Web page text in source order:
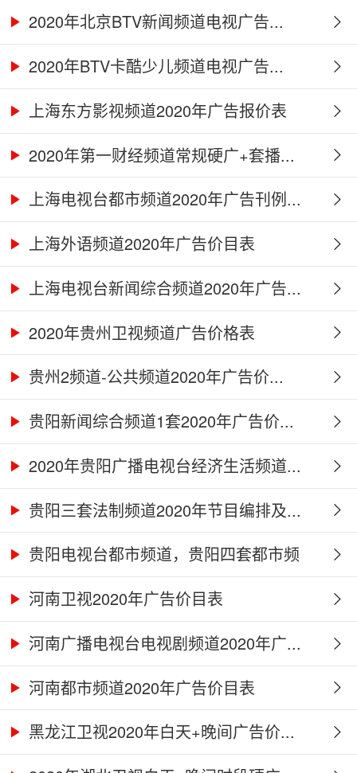
2020年北京BTV新闻频道电视广告...
2020年BTV卡酷少儿频道电视广告...
上海东方影视频道2020年广告报价表
2020年第一财经频道常规硬广+套播...
上海电视台都市频道2020年广告刊例...
上海外语频道2020年广告价目表
上海电视台新闻综合频道2020年广告...
2020年贵州卫视频道广告价格表
贵州2频道-公共频道2020年广告价...
贵阳新闻综合频道1套2020年广告价...
2020年贵阳广播电视台经济生活频道...
贵阳三套法制频道2020年节目编排及...
贵阳电视台都市频道，贵阳四套都市频
道...河南卫视2020年广告价目表
河南广播电视台电视剧频道2020年广...
河南都市频道2020年广告价目表
黑龙江卫视2020年白天+晚间广告价...